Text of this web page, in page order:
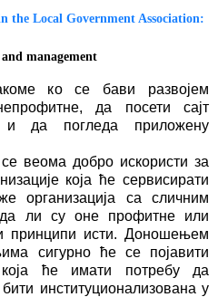
the Local Government Association:
management
ко се бави развојем
да посети сајт
и да погледа приложену
веома добро искористи за
која ће сервисирати
организација са сличним
ли су оне профитне или
принципи исти. Доношењем
сигурно ће се појавити
ће имати потребу да
институционализована у